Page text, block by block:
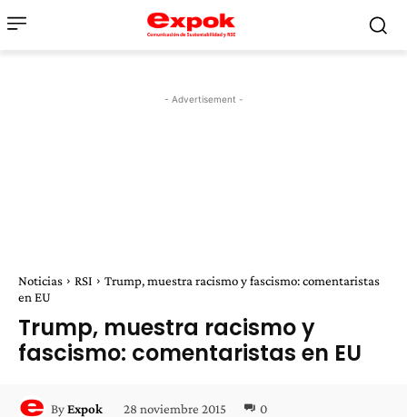
- Advertisement -
Noticias RSI
Trump, muestra racismo y fascismo: comentaristas
en EU
Trump, muestra racismo y
fascismo: comentaristas en EU
ByExpok 28 noviembre 2015 0